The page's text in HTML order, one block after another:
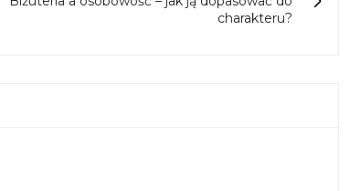
charakteru?